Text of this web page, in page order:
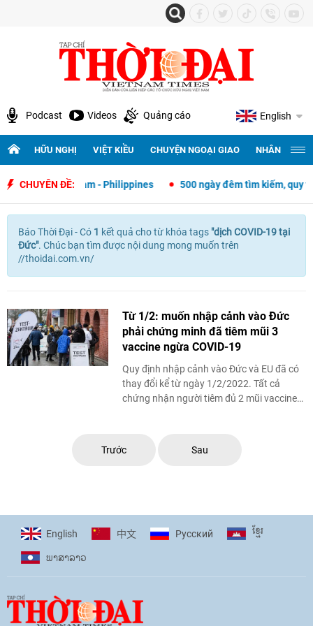
Podcast Videos Quảng cáo English
HỮU NGHỊ VIỆT KIỀU CHUYỆN NGOẠI GIAO NHÂN
CHUYÊN ĐỀ:
giao Việt Nam - Philippines 500 ngày đêm tìm kiếm, quy
Báo Thời Đại - Có 1 kết quả chotừ khóa tags "dịch COVID-19 tại
Đức". Chúc bạn tìm được nội dung mong muốn trên
//thoidai.com.vn/
Từ 1/2: muốn nhập cảnh vào Đức
phải chứng minh đã tiêm mũi 3
vaccine ngừa COVID-19
Quy định nhập cảnh vào Đức và EU đã có
thay đổi kể từ ngày 1/2/2022. Tất cả
chứng nhận người tiêm đủ 2 mũi vaccine
Trước
Sau
English 中文 Pусский ខ្មែរ
ພາ​ສາ​ລາວ